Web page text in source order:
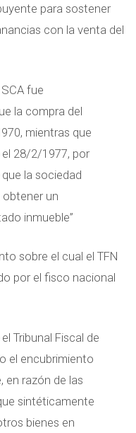
para sostener
con la venta del
fue
la compra del
mientras que
28/2/1977, por
la sociedad
un
inmueble”
sobre el cual el TFN
por el fisco nacional
Tribunal Fiscal de
el encubrimiento
en razón de las
sintéticamente
bienes en